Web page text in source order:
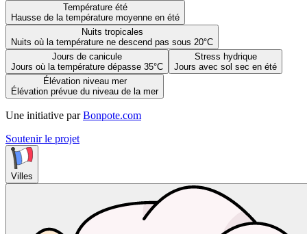
Température été
Hausse de la température moyenne en été
Nuits tropicales
Nuits où la température ne descend pas sous 20°C
Jours de canicule
Jours où la température dépasse 35°C
Stress hydrique
Jours avec sol sec en été
Élévation niveau mer
Élévation prévue du niveau de la mer
Une initiative par Bonpote.com
Soutenir le projet
Villes